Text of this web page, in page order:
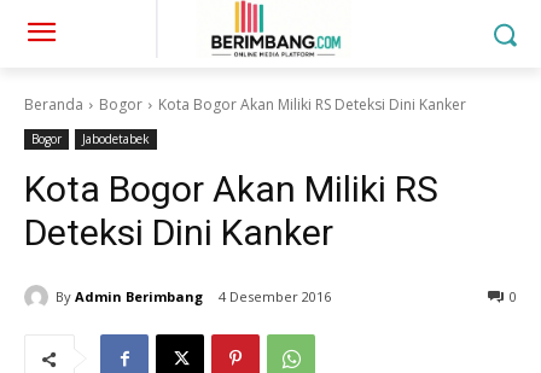
Beranda Bogor Kota Bogor Akan Miliki RS Deteksi Dini Kanker
Bogor Jabodetabek
Kota Bogor Akan Miliki RS
Deteksi Dini Kanker
By Admin Berimbang 4 Desember 2016 0